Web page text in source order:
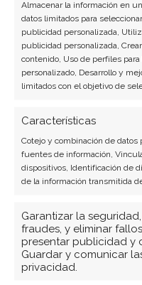
Almacenar la información en
datos limitados para
publicidad personalizada,
publicidad personalizada,
contenido, Uso de perfiles
personalizado, Desarrollo y
limitados con el objetivo de
Características
Cotejo y combinación de datos
fuentes de información,
dispositivos, Identificación de
de la información transmitida
Garantizar la
fraudes, y eliminar
presentar publicidad y
Guardar y comunicar
privacidad.
BUSCAR
ARTÍCULOS
Almonty: el productor
valoración en los
DroneShield: Wall
mientras la acción
9 Ago 2026